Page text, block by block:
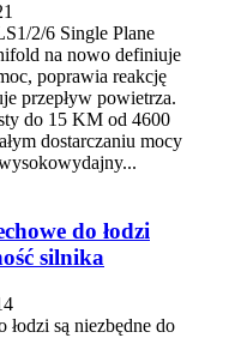
2/6 Single Plane
na nowo definiuje
poprawia reakcję
przepływ powietrza.
do 15 KM od 4600
dostarczaniu mocy
do łodzi
silnika
są niezbędne do